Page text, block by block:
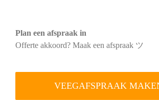
Plan een afspraak in
Offerte akkoord? Maak een afspraak ツ
VEEGAFSPRAAK